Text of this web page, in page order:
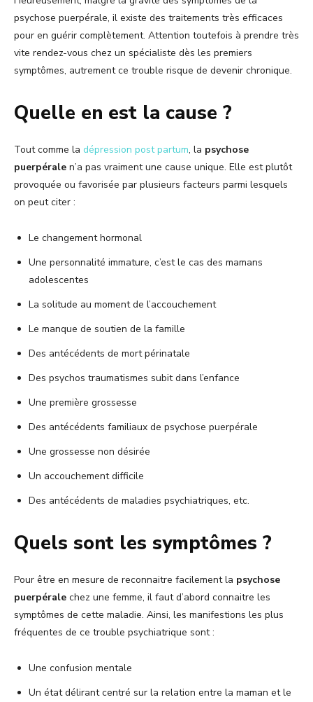
psychose puerpérale, il existe des traitements très efficaces
pour en guérir complètement. Attention toutefois à prendre très
vite rendez-vous chez un spécialiste dès les premiers
symptômes, autrement ce trouble risque de devenir chronique.
Quelle en est la cause ?
Tout comme la dépression post partum, la psychose
puerpérale n’a pas vraiment une cause unique. Elle est plutôt
provoquée ou favorisée par plusieurs facteurs parmi lesquels
on peut citer :
Le changement hormonal
Une personnalité immature, c’est le cas des mamans
adolescentes
La solitude au moment de l’accouchement
Le manque de soutien de la famille
Des antécédents de mort périnatale
Des psychos traumatismes subit dans l’enfance
Une première grossesse
Des antécédents familiaux de psychose puerpérale
Une grossesse non désirée
Un accouchement difficile
Des antécédents de maladies psychiatriques, etc.
Quels sont les symptômes ?
Pour être en mesure de reconnaitre facilement la psychose
puerpérale chez une femme, il faut d’abord connaitre les
symptômes de cette maladie. Ainsi, les manifestions les plus
fréquentes de ce trouble psychiatrique sont :
Une confusion mentale
Un état délirant centré sur la relation entre la maman et le